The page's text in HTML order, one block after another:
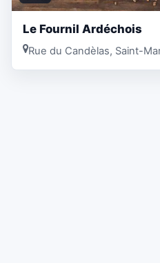
Le Fournil Ardéchois
Rue du Candèlas, Saint-